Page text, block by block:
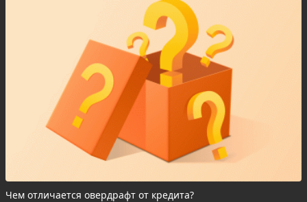
Чем отличается овердрафт от кредита?